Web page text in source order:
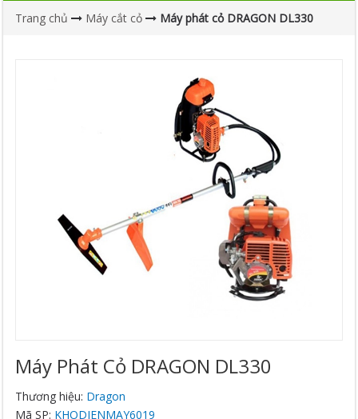
Trang chủ Máy cắt cỏ Máy phát cỏ DRAGON DL330
Máy Phát Cỏ DRAGON DL330
Thương hiệu: Dragon
Mã SP: KHODIENMAY6019